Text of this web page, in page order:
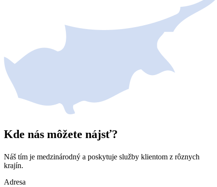
Kde nás môžete nájsť?
Náš tím je medzinárodný a poskytuje služby klientom z rôznych
krajín.
Adresa